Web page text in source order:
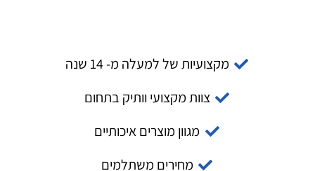
מקצועיות של למעלה מ- 14 שנה
צוות מקצועי וותיק בתחום
מגוון מוצרים איכותיים
מחירים משתלמים